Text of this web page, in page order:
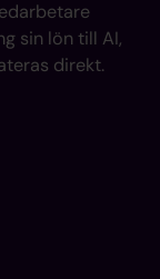
sin lön till AI,
direkt.